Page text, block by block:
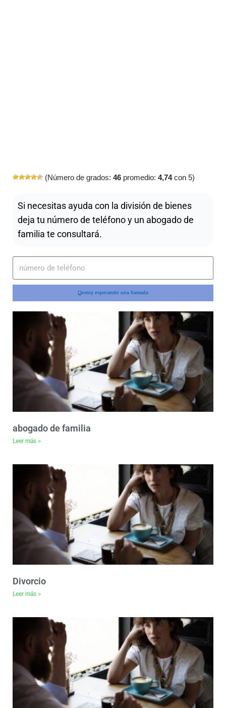
(Número de grados: 46 promedio: 4,74con 5)
Si necesitas ayuda con la división de bienes
deja tu número de teléfono y un abogado de
familia te consultará.
estoy esperando una llamada
abogado de familia
Leer más >
Divorcio
Leer más >